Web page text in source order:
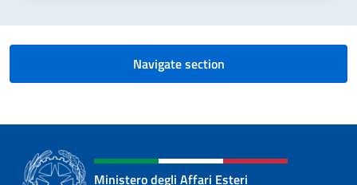
Navigate section
Ministero degli Affari Esteri